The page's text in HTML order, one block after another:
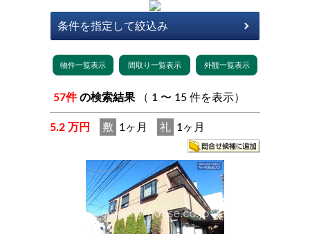
57件 の検索結果 （ 1 〜 15 件を表示）
5.2 万円 敷 1ヶ月 礼 1ヶ月